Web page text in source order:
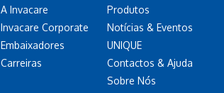
A Invacare
Invacare Corporate
Embaixadores
Carreiras
Produtos
Notícias & Eventos
UNIQUE
Contactos & Ajuda
Sobre Nós